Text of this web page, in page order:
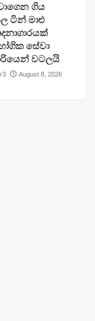
ගිය
ටින් මාළු
සේවා
වටලයි
August 8, 2026